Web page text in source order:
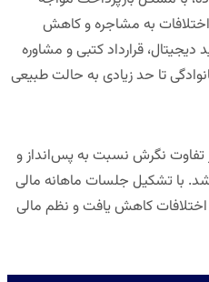
به مشاجره و کاهش
دیجیتال، قرارداد کتبی و مشاوره
تا حد زیادی به حالت طبیعی
تفاوت نگرش نسبت به پس‌انداز و
با تشکیل جلسات ماهانه مالی
کاهش یافت و نظم مالی